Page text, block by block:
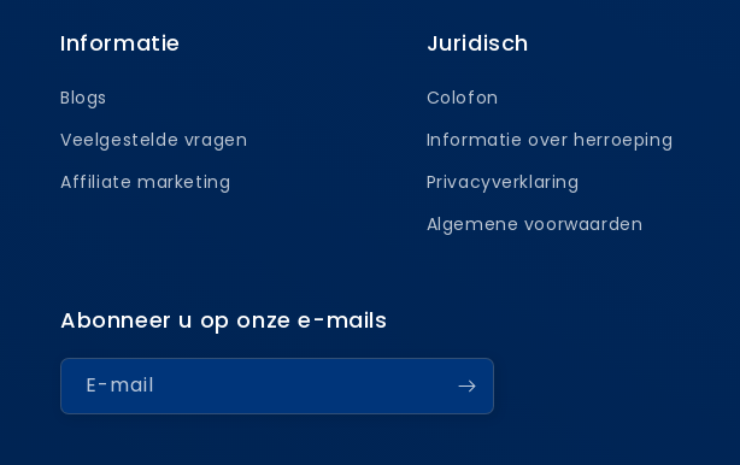
Informatie
Blogs
Veelgestelde vragen
Affiliate marketing
Juridisch
Colofon
Informatie over herroeping
Privacyverklaring
Algemene voorwaarden
Abonneer u op onze e-mails
E-mail